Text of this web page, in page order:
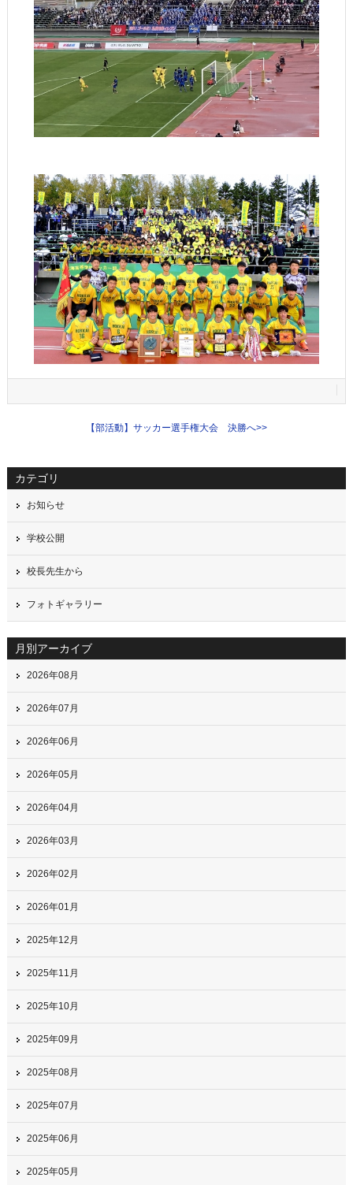
【部活動】サッカー選手権大会 決勝へ>>
カテゴリ
お知らせ
学校公開
校長先生から
フォトギャラリー
月別アーカイブ
2026年08月
2026年07月
2026年06月
2026年05月
2026年04月
2026年03月
2026年02月
2026年01月
2025年12月
2025年11月
2025年10月
2025年09月
2025年08月
2025年07月
2025年06月
2025年05月